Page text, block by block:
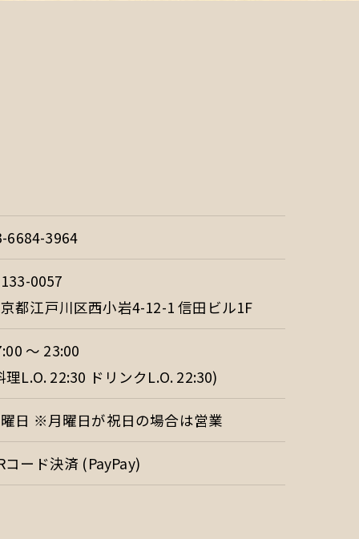
6684-3964
0057
都江戸川区西小岩4-12-1 信田ビル1F
～ 23:00
理L.O. 22:30 ドリンクL.O. 22:30)
日 ※月曜日が祝日の場合は営業
コード決済 (PayPay)